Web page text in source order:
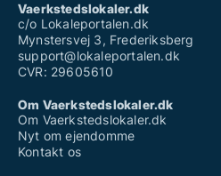
Vaerkstedslokaler.dk
c/o Lokaleportalen.dk
Mynstersvej 3, Frederiksberg
support@lokaleportalen.dk
CVR: 29605610
Om Vaerkstedslokaler.dk
Om Vaerkstedslokaler.dk
Nyt om ejendomme
Kontakt os